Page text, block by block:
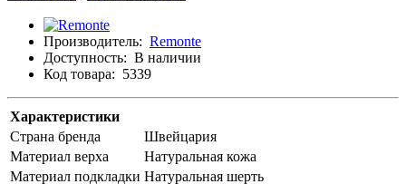
Производитель: Remonte
Доступность: В наличии
Код товара: 5339
Характеристики
Страна бренда
Швейцария
Материал верха
Натуральная кожа
Материал подкладки Натуральная шерть